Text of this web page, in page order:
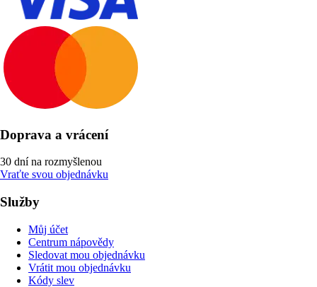
Doprava a vrácení
30 dní na rozmyšlenou
Vraťte svou objednávku
Služby
Můj účet
Centrum nápovědy
Sledovat mou objednávku
Vrátit mou objednávku
Kódy slev